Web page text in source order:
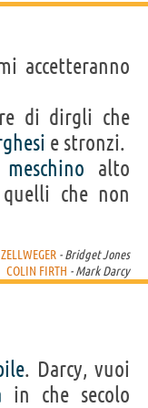
accetteranno
di dirgli che
e stronzi.
meschino alto
che non
- Bridget Jones
COLIN FIRTH - Mark Darcy
. Darcy, vuoi
in che secolo